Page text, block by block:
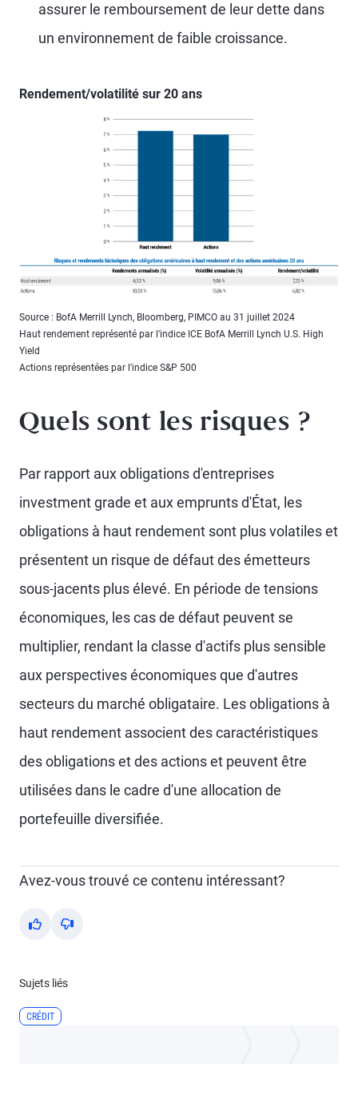
assurer le remboursement de leur dette dans
un environnement de faible croissance.
Rendement/volatilité sur 20 ans
Source : BofA Merrill Lynch, Bloomberg, PIMCO au 31 juillet 2024
Haut rendement représenté par l'indice ICE BofA Merrill Lynch U.S. High
Yield
Actions représentées par l'indice S&P 500
Quels sont les risques ?
Par rapport aux obligations d'entreprises
investment grade et aux emprunts d'État, les
obligations à haut rendement sont plus volatiles et
présentent un risque de défaut des émetteurs
sous-jacents plus élevé. En période de tensions
économiques, les cas de défaut peuvent se
multiplier, rendant la classe d'actifs plus sensible
aux perspectives économiques que d'autres
secteurs du marché obligataire. Les obligations à
haut rendement associent des caractéristiques
des obligations et des actions et peuvent être
utilisées dans le cadre d'une allocation de
portefeuille diversifiée.
Avez-vous trouvé ce contenu intéressant?
Yes No
Sujets liés
CRÉDIT